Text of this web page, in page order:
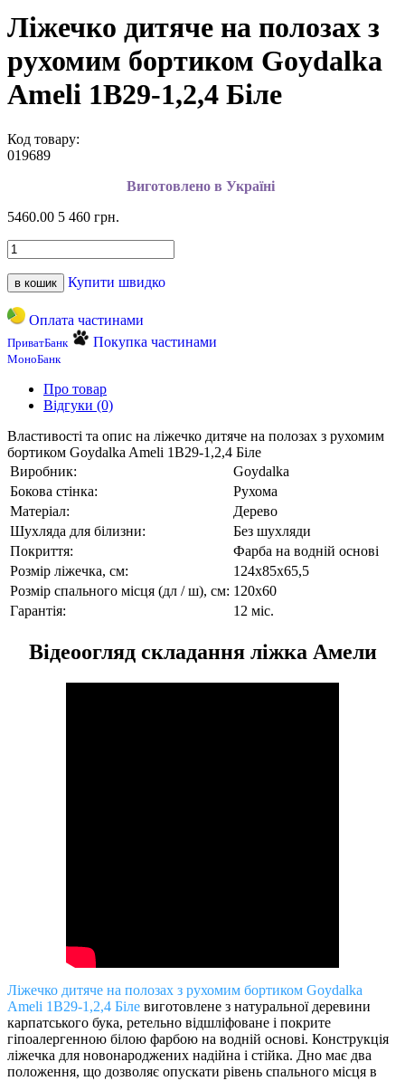
Ліжечко дитяче на полозах з
рухомим бортиком Goydalka
Ameli 1В29-1,2,4 Біле
Код товару:
019689
Виготовлено в Україні
5460.00 5 460 грн.
в кошик Купити швидко
Оплата частинами
ПриватБанк Покупка частинами
МоноБанк
Про товар
Відгуки (0)
Властивості та опис на ліжечко дитяче на полозах з рухомим
бортиком Goydalka Ameli 1В29-1,2,4 Біле
Виробник:
Goydalka
Бокова стінка:
Рухома
Матеріал:
Дерево
Шухляда для білизни:
Без шухляди
Покриття:
Фарба на водній основі
Розмір ліжечка, см:
124х85х65,5
Розмір спального місця (дл / ш), см: 120х60
Гарантія:
12 міс.
Відеоогляд складання ліжка Амели
Ліжечко дитяче на полозах з рухомим бортиком Goydalka
Ameli 1В29-1,2,4 Біле виготовлене ​​з натуральної деревини
карпатського бука, ретельно відшліфоване і покрите
гіпоалергенною білою фарбою на водній основі. Конструкція
ліжечка для новонароджених надійна і стійка. Дно має два
положення, що дозволяє опускати рівень спального місця в